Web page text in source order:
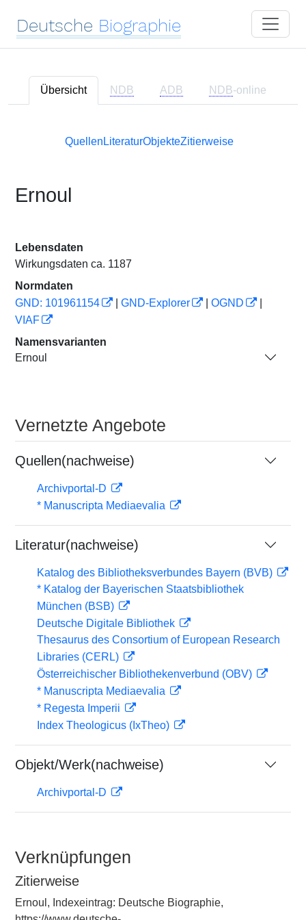
Deutsche Biographie
Übersicht NDB ADB NDB-online
Quellen LiteraturObjekteZitierweise
Ernoul
Lebensdaten
Wirkungsdaten ca. 1187
Normdaten
GND: 101961154
GND-Explorer OGND
VIAF
Namensvarianten
Ernoul
Vernetzte Angebote
Quellen(nachweise)
Archivportal-D
* Manuscripta Mediaevalia
Literatur(nachweise)
Katalog des Bibliotheksverbundes Bayern (BVB)
* Katalog der Bayerischen Staatsbibliothek
München (BSB)
Deutsche Digitale Bibliothek
Thesaurus des Consortium of European Research
Libraries (CERL)
Österreichischer Bibliothekenverbund (OBV)
* Manuscripta Mediaevalia
* Regesta Imperii
Index Theologicus (IxTheo)
Objekt/Werk(nachweise)
Archivportal-D
Verknüpfungen
Zitierweise
Ernoul, Indexeintrag: Deutsche Biographie,